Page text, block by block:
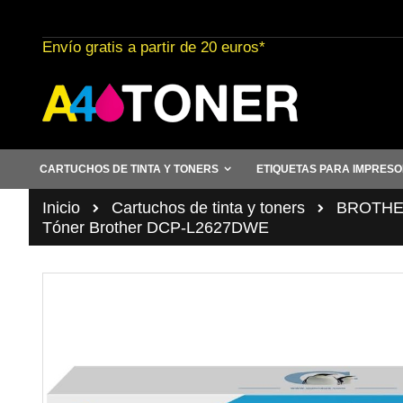
al
contenido
Envío gratis a partir de 20 euros*
CARTUCHOS DE TINTA Y TONERS ETIQUETAS PARA
Inicio Cartuchos de tinta y toners
Tóner Brother DCP-L2627DWE
galería
de